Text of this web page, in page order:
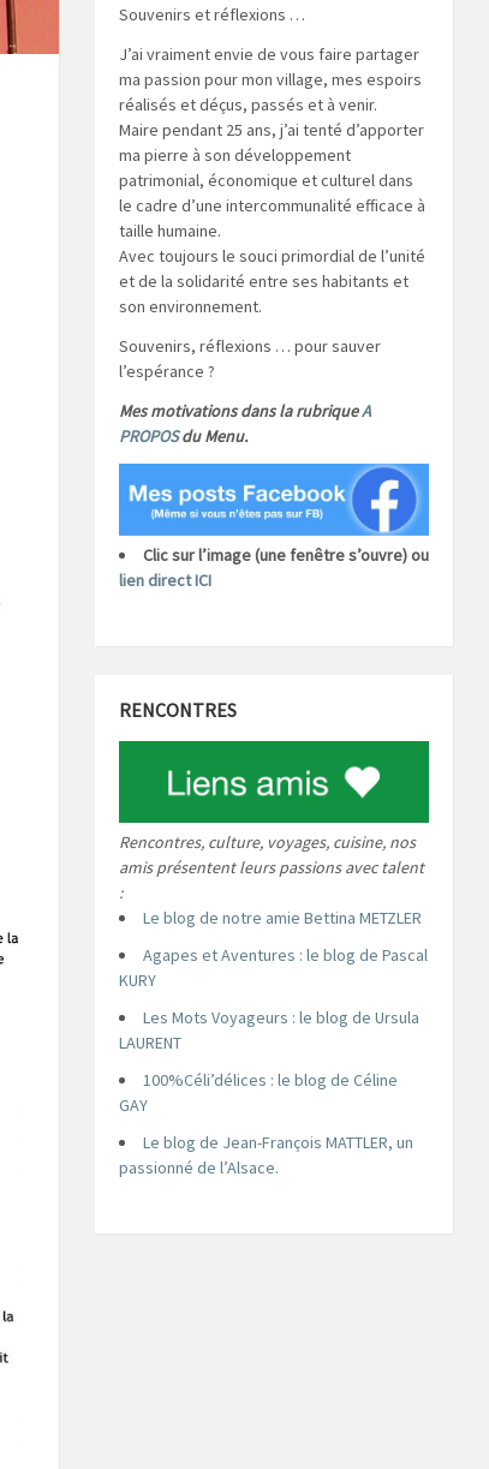
Souvenirs et réflexions …
J’ai vraiment envie de vous faire partager
ma passion pour mon village, mes espoirs
réalisés et déçus, passés et à venir.
Maire pendant 25 ans, j’ai tenté d’apporter
ma pierre à son développement
patrimonial, économique et culturel dans
le cadre d’une intercommunalité efficace à
taille humaine.
Avec toujours le souci primordial de l’unité
et de la solidarité entre ses habitants et
son environnement.
Souvenirs, réflexions … pour sauver
l’espérance ?
Mes motivations dans la rubriqueA
PROPOSdu Menu.
Clic sur l’image (une fenêtre s’ouvre) ou
lien direct ICI
RENCONTRES
Rencontres, culture, voyages, cuisine, nos
amis présentent leurs passions avec talent
:
Le blog de notre amie Bettina METZLER
Agapes et Aventures : le blog de Pascal
KURY
Les Mots Voyageurs : le blog de Ursula
LAURENT
100%Céli’délices : le blog de Céline
GAY
Le blog de Jean-François MATTLER, un
passionné de l’Alsace.